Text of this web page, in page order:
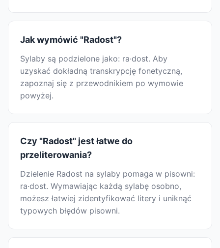
Jak wymówić "Radost"?
Sylaby są podzielone jako: ra·dost. Aby
uzyskać dokładną transkrypcję fonetyczną,
zapoznaj się z przewodnikiem po wymowie
powyżej.
Czy "Radost" jest łatwe do
przeliterowania?
Dzielenie Radost na sylaby pomaga w pisowni:
ra·dost. Wymawiając każdą sylabę osobno,
możesz łatwiej zidentyfikować litery i uniknąć
typowych błędów pisowni.